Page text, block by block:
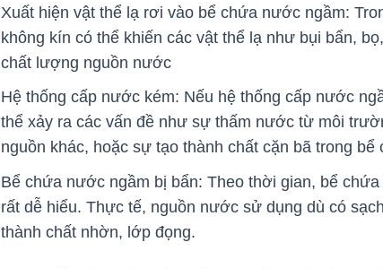
Xuất hiện vật thể lạ rơi vào bể chứa nước ngầm:
không kín có thể khiến các vật thể lạ như bụi bẩn,
chất lượng nguồn nước
Hệ thống cấp nước kém: Nếu hệ thống cấp nước
thể xảy ra các vấn đề như sự thấm nước từ môi
nguồn khác, hoặc sự tạo thành chất cặn bã trong bể
Bể chứa nước ngầm bị bẩn: Theo thời gian, bể
rất dễ hiểu. Thực tế, nguồn nước sử dụng dù có
thành chất nhờn, lớp đọng.